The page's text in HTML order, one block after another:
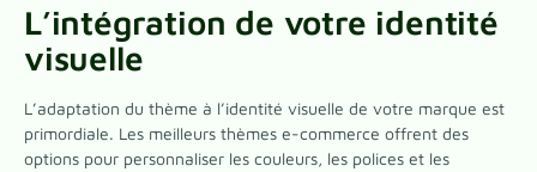
L’intégration de votre identité
visuelle
L’adaptation du thème à l’identité visuelle de votre marque est
primordiale. Les meilleurs thèmes e-commerce offrent des
options pour personnaliser les couleurs, les polices et les